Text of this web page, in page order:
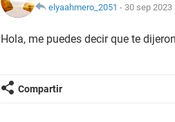
elyaahmero_2051 - 30 sep 2023
Hola, me puedes decir que te
Compartir